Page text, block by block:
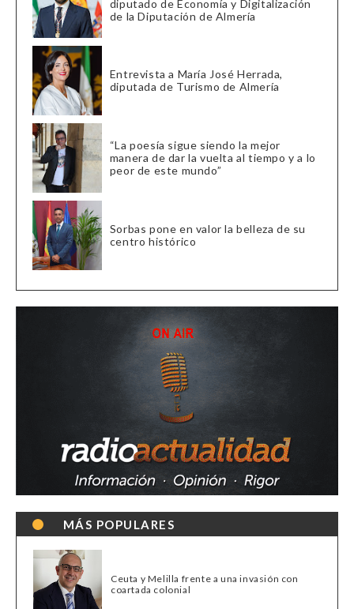
diputado de Economía y Digitalización
de la Diputación de Almería
Entrevista a María José Herrada,
diputada de Turismo de Almería
“La poesía sigue siendo la mejor
manera de dar la vuelta al tiempo y a lo
peor de este mundo”
Sorbas pone en valor la belleza de su
centro histórico
MÁS POPULARES
Ceuta y Melilla frente a una invasión con
coartada colonial